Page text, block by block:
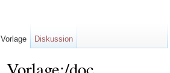
Vorlage Diskussion